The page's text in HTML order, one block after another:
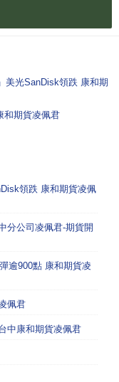
美光SanDisk領跌 康和期
和期貨凌佩君
領跌 康和期貨凌佩
分公司凌佩君-期貨開
逾900點 康和期貨凌
佩君
中康和期貨凌佩君